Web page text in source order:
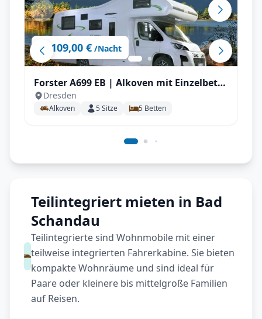
ab 109,00 € /Nacht
Forster A699 EB | Alkoven mit Einzelbett
für bis zu 5 P.
Dresden
Alkoven 5Sitze 5 Betten
Teilintegriert mieten in Bad
Schandau
Teilintegrierte sind Wohnmobile mit einer
teilweise integrierten Fahrerkabine. Sie bieten
kompakte Wohnräume und sind ideal für
Paare oder kleinere bis mittelgroße Familien
auf Reisen.